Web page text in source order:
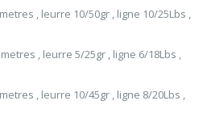
, leurre 10/50gr , ligne 10/25Lbs ,
, leurre 5/25gr , ligne 6/18Lbs ,
, leurre 10/45gr , ligne 8/20Lbs ,